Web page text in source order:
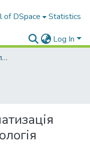
of DSpace Statistics
Log In
Архів наукових матеріалів